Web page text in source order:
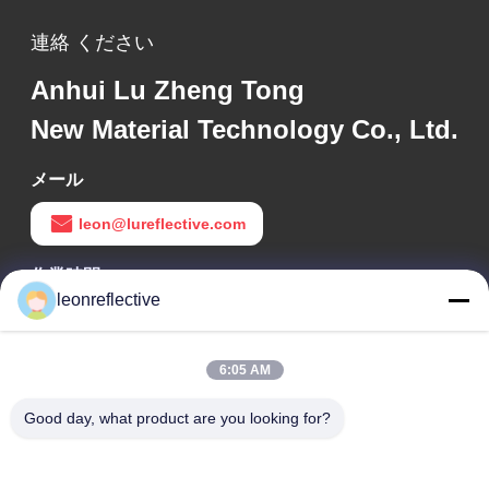
連絡 ください
Anhui Lu Zheng Tong
New Material Technology Co., Ltd.
メール
leon@lureflective.com
作業時間
9:00-18:00
2階,D2ビル,黄井科学技術公園,ハイテクゾーン,河北,安??,中国
leonreflective
6:05 AM
Good day, what product are you looking for?